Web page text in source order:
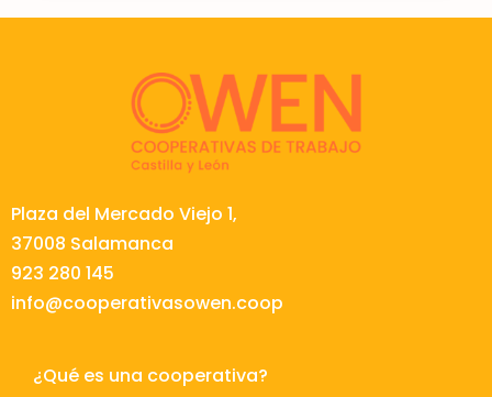
Plaza del Mercado Viejo 1,
37008 Salamanca
923 280 145
info@cooperativasowen.coop
¿Qué es una cooperativa?